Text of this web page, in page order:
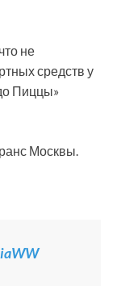
не
средств у
Пиццы»
Москвы.